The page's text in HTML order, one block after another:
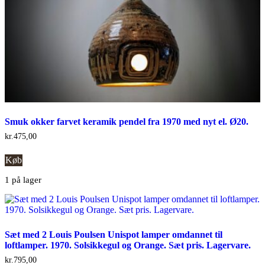
Smuk okker farvet keramik pendel fra 1970 med nyt el. Ø20.
kr. 475,00
Køb
1 på lager
Sæt med 2 Louis Poulsen Unispot lamper omdannet til
loftlamper. 1970. Solsikkegul og Orange. Sæt pris. Lagervare.
kr. 795,00